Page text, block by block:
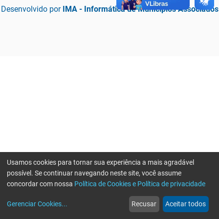
Desenvolvido por IMA - Informática de Municípios Associados
web
Notícias
more_horiz
Mais
Usamos cookies para tornar sua experiência a mais agradável
possível. Se continuar navegando neste site, você assume
concordar com nossa Política de Cookies e Política de privacidade
Gerenciar Cookies... Recusar Aceitar todos
Erro ao enviar informações, por favor tente novamente